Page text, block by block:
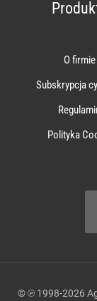
O firmie
Subskrypcja
Polityka
© ℗ 1998-2026